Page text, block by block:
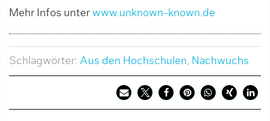
Mehr Infos unter www.unknown-known.de
Schlagwörter: Aus den Hochschulen, Nachwuchs